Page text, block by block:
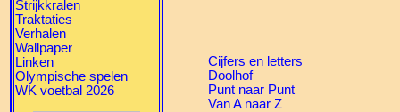
Strijkkralen
Traktaties
Verhalen
Wallpaper
Linken
Olympische spelen
WK voetbal 2026
Cijfers en letters
Doolhof
Punt naar Punt
Van A naar Z